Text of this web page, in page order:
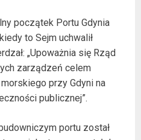
początek Portu Gdynia
to Sejm uchwalił
„Upoważnia się Rząd
zarządzeń celem
przy Gdyni na
publicznej”.
portu został